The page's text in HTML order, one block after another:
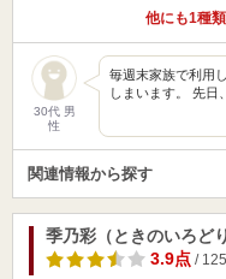
他にも1種
30代 男
性
毎週末家族で利用
しまいます。 先日
関連情報から探す
季乃彩（ときのいろどり
3.9点/